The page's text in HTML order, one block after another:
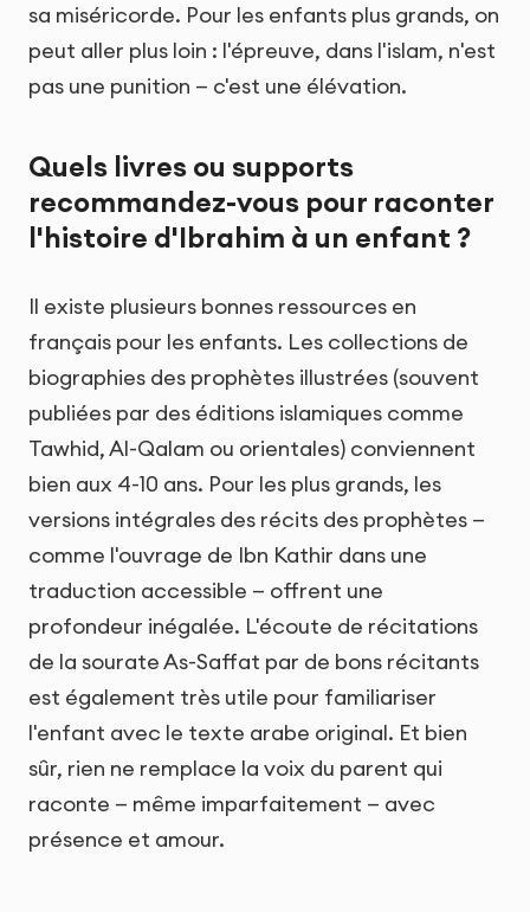
sa miséricorde. Pour les enfants plus grands, on
peut aller plus loin : l'épreuve, dans l'islam, n'est
pas une punition — c'est une élévation.
Quels livres ou supports
recommandez-vous pour raconter
l'histoire d'Ibrahim à un enfant ?
Il existe plusieurs bonnes ressources en
français pour les enfants. Les collections de
biographies des prophètes illustrées (souvent
publiées par des éditions islamiques comme
Tawhid, Al-Qalam ou orientales) conviennent
bien aux 4-10 ans. Pour les plus grands, les
versions intégrales des récits des prophètes —
comme l'ouvrage de Ibn Kathir dans une
traduction accessible — offrent une
profondeur inégalée. L'écoute de récitations
de la sourate As-Saffat par de bons récitants
est également très utile pour familiariser
l'enfant avec le texte arabe original. Et bien
sûr, rien ne remplace la voix du parent qui
raconte — même imparfaitement — avec
présence et amour.